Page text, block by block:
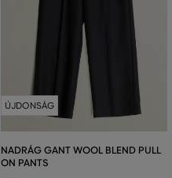
ÚJDONSÁG
NADRÁG GANT WOOL BLEND PULL
ON PANTS